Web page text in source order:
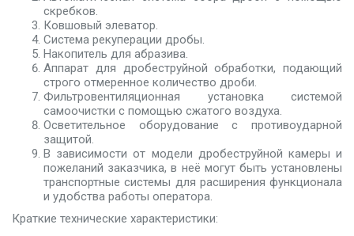
скребков.
Ковшовый элеватор.
Система рекуперации дробы.
Накопитель для абразива.
Аппарат для дробеструйной обработки, подающий
строго отмеренное количество дроби.
Фильтровентиляционная установка системой
самоочистки с помощью сжатого воздуха.
Осветительное оборудование с противоударной
защитой.
В зависимости от модели дробеструйной камеры и
пожеланий заказчика, в неё могут быть установлены
транспортные системы для расширения функционала
и удобства работы оператора.
Краткие технические характеристики: